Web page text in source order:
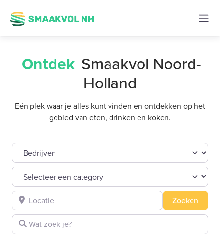
Ontdek Smaakvol Noord-
Holland
Eén plek waar je alles kunt vinden en ontdekken op het
gebied van eten, drinken en koken.
Select search type
Selecteer een category
Wat zoek je?
Locatie Zoeken